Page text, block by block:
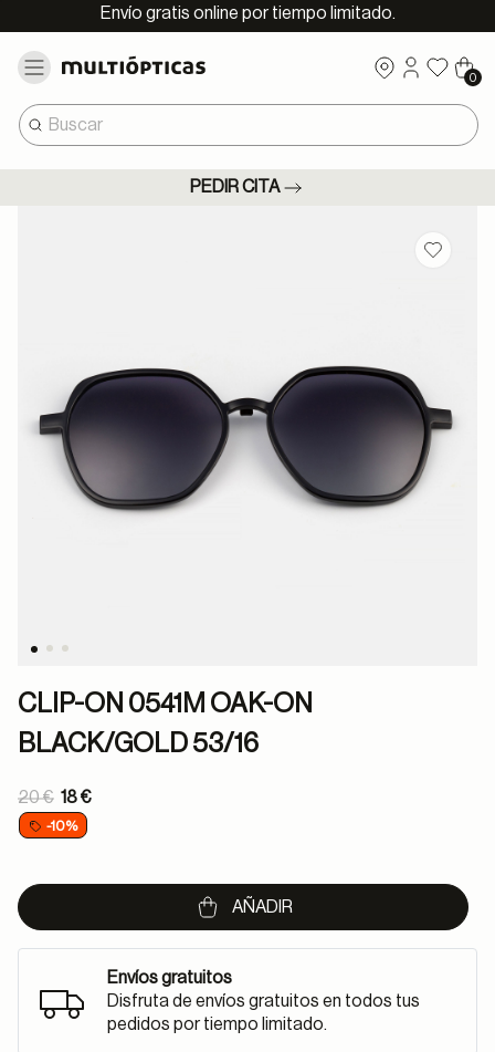
Envío gratis online por tiempo limitado.
0
PEDIR CITA
CLIP-ON 0541M OAK-ON
BLACK/GOLD 53/16
Price reduced from
20 €
to
18 €
-10%
AÑADIR
Envíos gratuitos
Disfruta de envíos gratuitos en todos tus
pedidos por tiempo limitado.